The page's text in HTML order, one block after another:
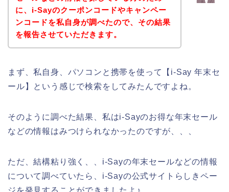
に、i-Sayのクーポンコードやキャンペー
ンコードを私自身が調べたので、その結果
を報告させていただきます。
まず、私自身、パソコンと携帯を使って【i-Say 年末セ
ール】という感じで検索をしてみたんですよね。
そのように調べた結果、私はi-Sayのお得な年末セール
などの情報はみつけられなかったのですが、、、
ただ、結構粘り強く、、i-Sayの年末セールなどの情報
について調べていたら、i-Sayの公式サイトらしきペー